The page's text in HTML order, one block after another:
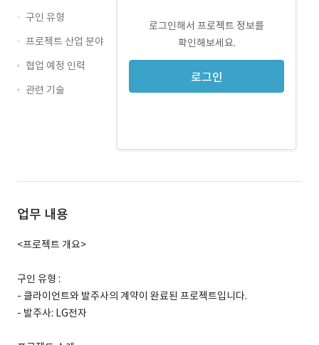
로그인해서 프로젝트 정보를
확인해보세요.
로그인
구인 유형
프로젝트 산업 분야
협업 예정 인력
관련 기술
Java · 경력 무관
업무 내용
<프로젝트 개요>
구인 유형 :
- 클라이언트와 발주사의 계약이 완료된 프로젝트입니다.
- 발주사: LG전자